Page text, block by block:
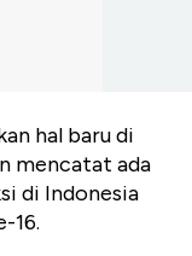
hal baru di
mencatat ada
di Indonesia
16.